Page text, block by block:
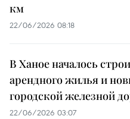
км
22/06/2026 08:18
В Ханое началось
арендного жилья и
городской железной
22/06/2026 03:07